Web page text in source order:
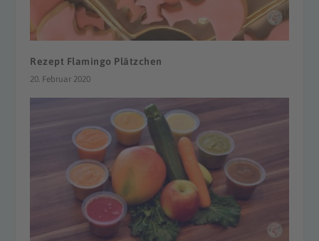
Rezept Flamingo Plätzchen
20. Februar 2020